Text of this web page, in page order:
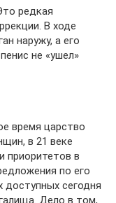
редкая
В ходе
наружу, а его
не «ушел»
время царство
в 21 веке
приоритетов в
по его
сегодня
Дело в том,